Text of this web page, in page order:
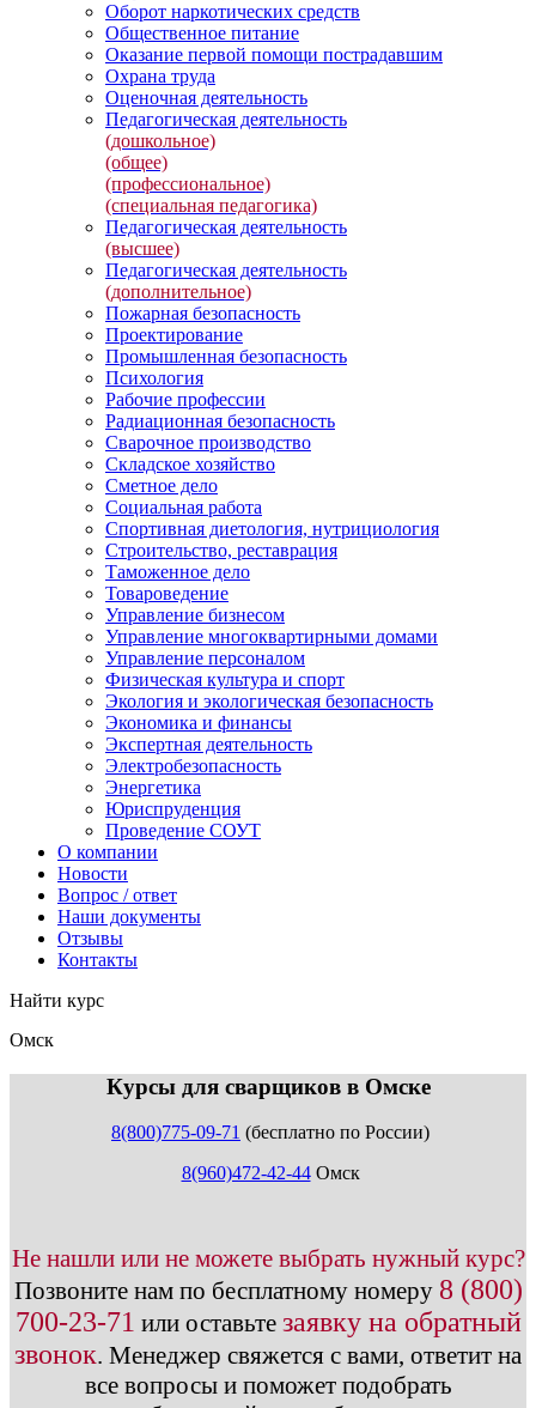
Оборот наркотических средств
Общественное питание
Оказание первой помощи пострадавшим
Охрана труда
Оценочная деятельность
Педагогическая деятельность
(дошкольное)
(общее)
(профессиональное)
(специальная педагогика)
Педагогическая деятельность
(высшее)
Педагогическая деятельность
(дополнительное)
Пожарная безопасность
Проектирование
Промышленная безопасность
Психология
Рабочие профессии
Радиационная безопасность
Сварочное производство
Складское хозяйство
Сметное дело
Социальная работа
Спортивная диетология, нутрициология
Строительство, реставрация
Таможенное дело
Товароведение
Управление бизнесом
Управление многоквартирными домами
Управление персоналом
Физическая культура и спорт
Экология и экологическая безопасность
Экономика и финансы
Экспертная деятельность
Электробезопасность
Энергетика
Юриспруденция
Проведение СОУТ
О компании
Новости
Вопрос / ответ
Наши документы
Отзывы
Контакты
Найти курс
Омск
Курсы для сварщиков в Омске
8(800)775-09-71 (бесплатно по России)
8(960)472-42-44Омск
Не нашли или не можете выбрать нужный курс?
Позвоните нам по бесплатному номеру 8 (800)
700-23-71 или оставьте заявку на обратный
звонок. Менеджер свяжется с вами, ответит на
все вопросы и поможет подобрать